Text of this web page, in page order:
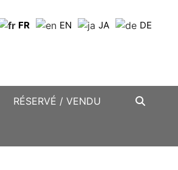
FR EN JA DE
RÉSERVÉ / VENDU